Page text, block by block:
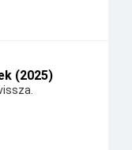
(2025)